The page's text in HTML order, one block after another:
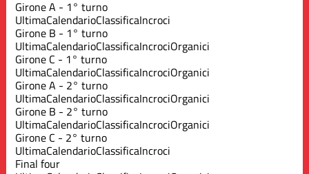
Girone A - 1° turno
UltimaCalendarioClassificaIncroci
Girone B - 1° turno
UltimaCalendarioClassificaIncrociOrganici
Girone C - 1° turno
UltimaCalendarioClassificaIncrociOrganici
Girone A - 2° turno
UltimaCalendarioClassificaIncrociOrganici
Girone B - 2° turno
UltimaCalendarioClassificaIncrociOrganici
Girone C - 2° turno
UltimaCalendarioClassificaIncroci
Final four